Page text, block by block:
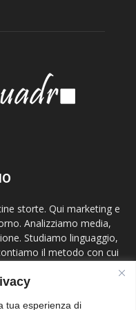
tua esperienza di
storte. Qui marketing e
Analizziamo media,
Studiamo linguaggio,
il metodo con cui
studenti e lettori attenti.